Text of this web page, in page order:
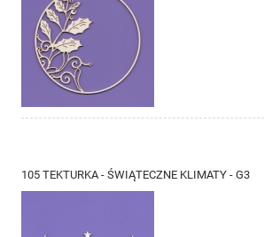
105 TEKTURKA - ŚWIĄTECZNE KLIMATY - G3